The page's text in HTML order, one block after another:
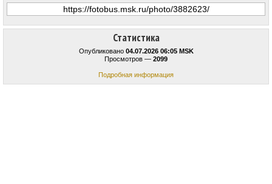
Статистика
Опубликовано 04.07.2026 06:05 MSK
Просмотров — 2099
Подробная информация